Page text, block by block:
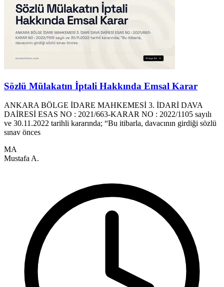
Sözlü Mülakatın İptali Hakkında Emsal Karar
ANKARA BÖLGE İDARE MAHKEMESİ 3. İDARİ DAVA
DAİRESİ ESAS NO : 2021/663-KARAR NO : 2022/1105 sayılı
ve 30.11.2022 tarihli kararında; “Bu itibarla, davacının girdiği sözlü
sınav önces
MA
Mustafa A.